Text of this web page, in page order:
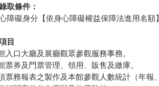
取條件：
障礙身分【依身心障礙權益保障法進用名
目
入口大廳及展廳觀眾參觀服務事務。
票券及門票管理、領用、販售及繳庫。
票務報表之製作及本館參觀人數統計（年報